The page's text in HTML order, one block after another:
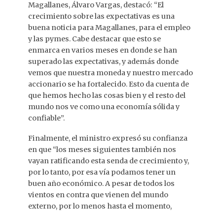
Magallanes, Álvaro Vargas, destacó: “El
crecimiento sobre las expectativas es una
buena noticia para Magallanes, para el empleo
y las pymes. Cabe destacar que esto se
enmarca en varios meses en donde se han
superado las expectativas, y además donde
vemos que nuestra moneda y nuestro mercado
accionario se ha fortalecido. Esto da cuenta de
que hemos hecho las cosas bien y el resto del
mundo nos ve como una economía sólida y
confiable”.
Finalmente, el ministro expresó su confianza
en que “los meses siguientes también nos
vayan ratificando esta senda de crecimiento y,
por lo tanto, por esa vía podamos tener un
buen año económico. A pesar de todos los
vientos en contra que vienen del mundo
externo, por lo menos hasta el momento,